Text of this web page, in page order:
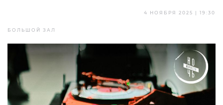
4 НОЯБРЯ 2025 | 19:30
БОЛЬШОЙ ЗАЛ